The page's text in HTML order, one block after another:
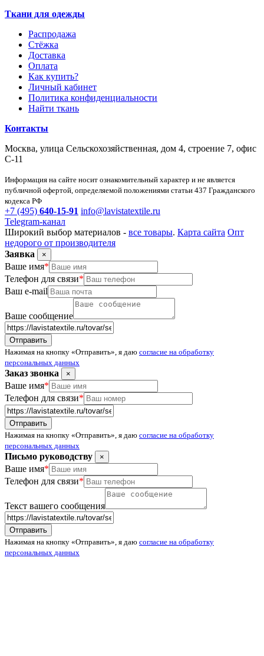
Ткани для одежды
Распродажа
Стёжка
Доставка
Оплата
Как купить?
Личный кабинет
Политика конфиденциальности
Найти ткань
Контакты
Москва, улица Сельскохозяйственная, дом 4, строение 7, офис
С-11
Информация на сайте носит ознакомительный характер и не является
публичной офертой, определяемой положениями статьи 437 Гражданского
кодекса РФ
+7 (495) 640-15-91 info@lavistatextile.ru
Telegram-канал
Широкий выбор материалов - все товары. Карта сайта Опт
недорого от производителя
Заявка
×
Ваше имя*
Телефон для связи*
Ваш e-mail
Ваше сообщение
Нажимая на кнопку «Отправить», я даю согласие на обработку
персональных данных
Заказ звонка ×
Ваше имя*
Телефон для связи*
Нажимая на кнопку «Отправить», я даю согласие на обработку
персональных данных
Письмо руководству ×
Ваше имя*
Телефон для связи*
Текст вашего сообщения
Нажимая на кнопку «Отправить», я даю согласие на обработку
персональных данных